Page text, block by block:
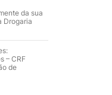
da sua
Drogaria
– CRF
de